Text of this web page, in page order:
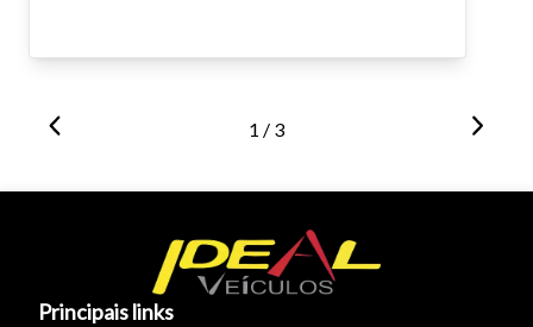
1 / 3
Principais links